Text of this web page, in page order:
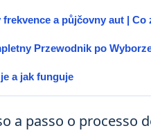
a půjčovny aut | Co
Przewodnik po
a jak funguje
a passo o processo